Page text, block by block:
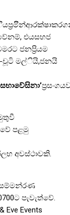
එයසහජ
ජනප්‍රියම
චූටි මල්ියි,ජනයි
පළමු
අවස්ථාවකි.
පැවැත්වේ.
Events